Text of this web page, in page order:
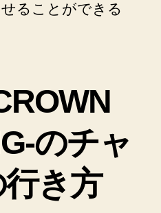
メることができる
のチャ
き方